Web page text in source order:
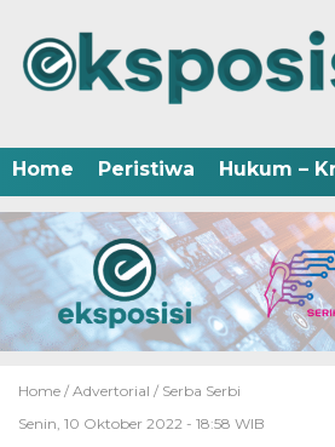
Home Peristiwa Hukum –
Home / Advertorial / Serba Serbi
Senin, 10 Oktober 2022 - 18:58 WIB